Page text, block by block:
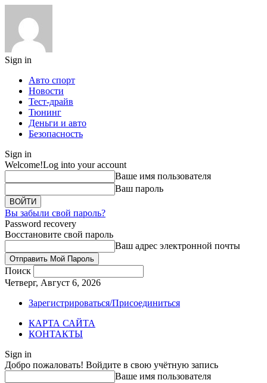
Sign in
Авто спорт
Новости
Тест-драйв
Тюнинг
Деньги и авто
Безопасность
Sign in
Welcome!Log into your account
Ваше имя пользователя
Ваш пароль
Вы забыли свой пароль?
Password recovery
Восстановите свой пароль
Ваш адрес электронной почты
Поиск
Четверг, Август 6, 2026
Зарегистрироваться/Присоединиться
КАРТА САЙТА
КОНТАКТЫ
Sign in
Добро пожаловать! Войдите в свою учётную запись
Ваше имя пользователя